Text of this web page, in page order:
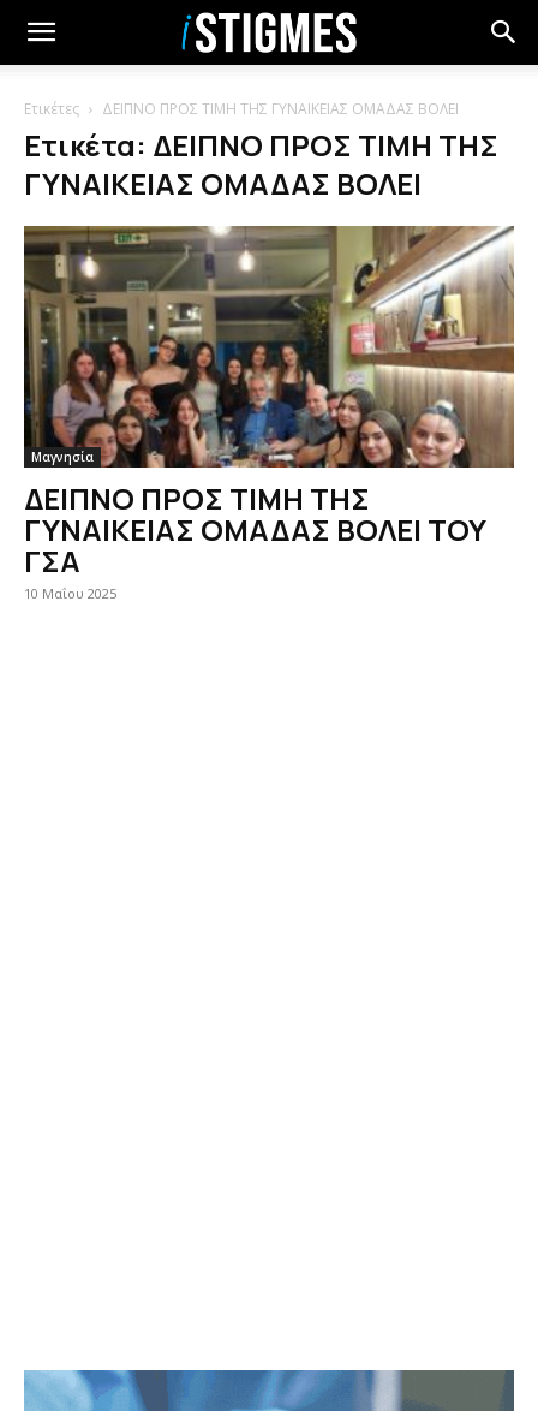
Ετικέτες ΔΕΙΠΝΟ ΠΡΟΣ ΤΙΜΗ ΤΗΣ ΓΥΝΑΙΚΕΙΑΣ ΟΜΑΔΑΣ ΒΟΛΕΙ
Ετικέτα: ΔΕΙΠΝΟ ΠΡΟΣ ΤΙΜΗ ΤΗΣ
ΓΥΝΑΙΚΕΙΑΣ ΟΜΑΔΑΣ ΒΟΛΕΙ
Μαγνησία
ΔΕΙΠΝΟ ΠΡΟΣ ΤΙΜΗ ΤΗΣ
ΓΥΝΑΙΚΕΙΑΣ ΟΜΑΔΑΣ ΒΟΛΕΙ ΤΟΥ
ΓΣΑ
10 Μαΐου 2025